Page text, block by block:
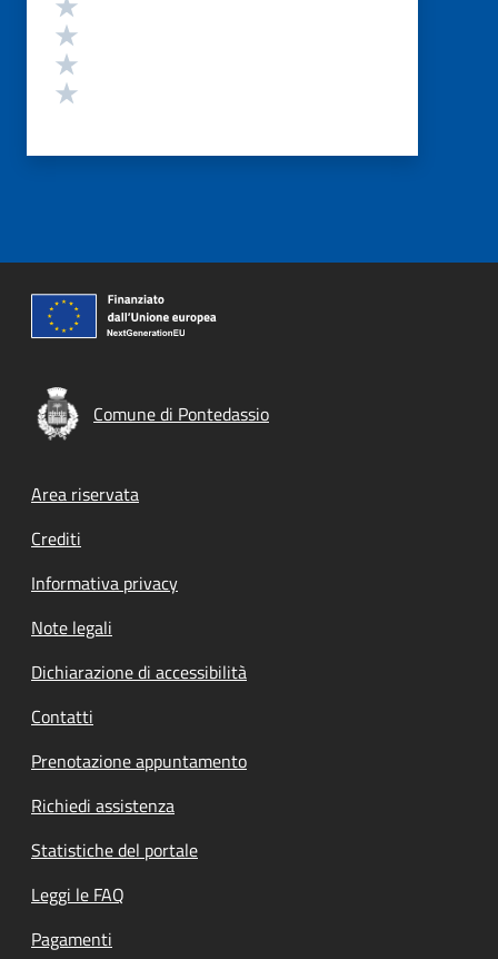
Comune di Pontedassio
Footer menu
Area riservata
Crediti
Informativa privacy
Note legali
Dichiarazione di accessibilità
Contatti
Prenotazione appuntamento
Richiedi assistenza
Statistiche del portale
Leggi le FAQ
Pagamenti